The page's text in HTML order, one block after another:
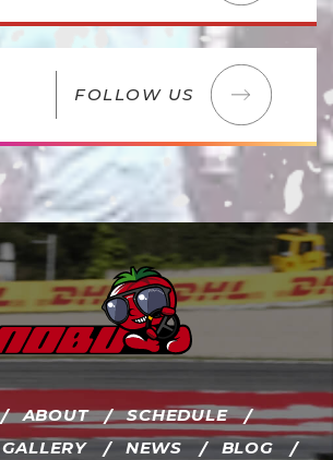
FOLLOW US
ABOUT
SCHEDULE
GALLERY NEWS
BLOG